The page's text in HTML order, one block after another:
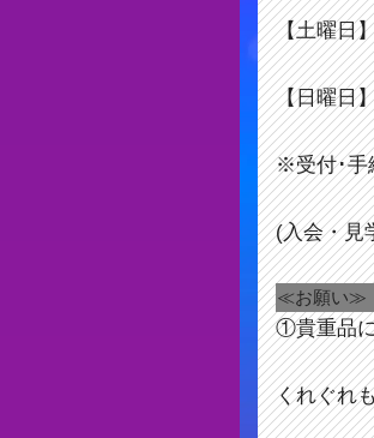
【土曜日
【日曜日
※受付･手
(入会・見
≪お願い≫
①貴重品
くれぐれ